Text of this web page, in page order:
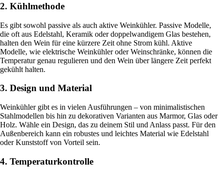
2. Kühlmethode
Es gibt sowohl passive als auch aktive Weinkühler. Passive Modelle,
die oft aus Edelstahl, Keramik oder doppelwandigem Glas bestehen,
halten den Wein für eine kürzere Zeit ohne Strom kühl. Aktive
Modelle, wie elektrische Weinkühler oder Weinschränke, können die
Temperatur genau regulieren und den Wein über längere Zeit perfekt
gekühlt halten.
3. Design und Material
Weinkühler gibt es in vielen Ausführungen – von minimalistischen
Stahlmodellen bis hin zu dekorativen Varianten aus Marmor, Glas oder
Holz. Wähle ein Design, das zu deinem Stil und Anlass passt. Für den
Außenbereich kann ein robustes und leichtes Material wie Edelstahl
oder Kunststoff von Vorteil sein.
4. Temperaturkontrolle